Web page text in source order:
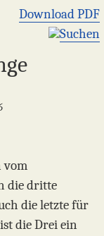
Download PDF
Suchen
vom
die dritte
die letzte für
die Drei ein